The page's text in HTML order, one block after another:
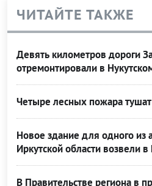
ЧИТАЙТЕ ТАКЖЕ
Девять километров дороги
отремонтировали в
Четыре лесных пожара тушат
Новое здание для одного из
Иркутской области возвели в
В Правительстве региона в